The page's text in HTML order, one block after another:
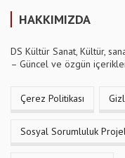
HAKKIMIZDA
DS Kültür Sanat, Kültür,
– Güncel ve özgün
Çerez Politikası
Sosyal Sorumluluk